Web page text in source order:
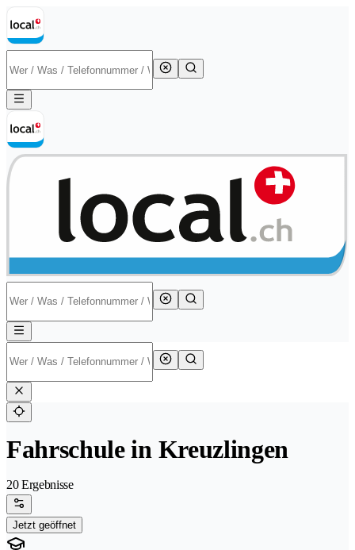
Fahrschule in Kreuzlingen
20 Ergebnisse
Jetzt geöffnet